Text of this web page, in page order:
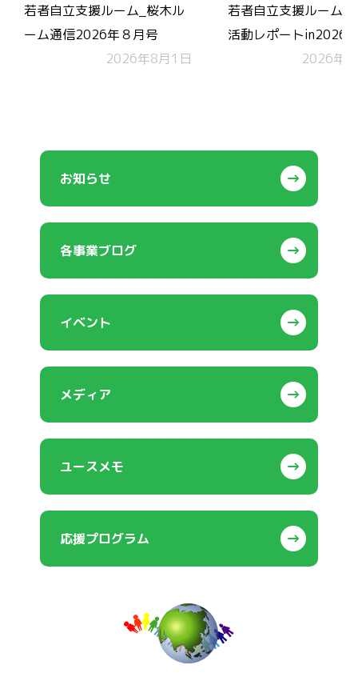
若者自立支援ルーム_桜木ル
ーム通信2026年８月号
2026年8月1日
若者自立支援ルーム
活動レポートin2026.7
2026年7
お知らせ
各事業ブログ
イベント
メディア
ユースメモ
応援プログラム